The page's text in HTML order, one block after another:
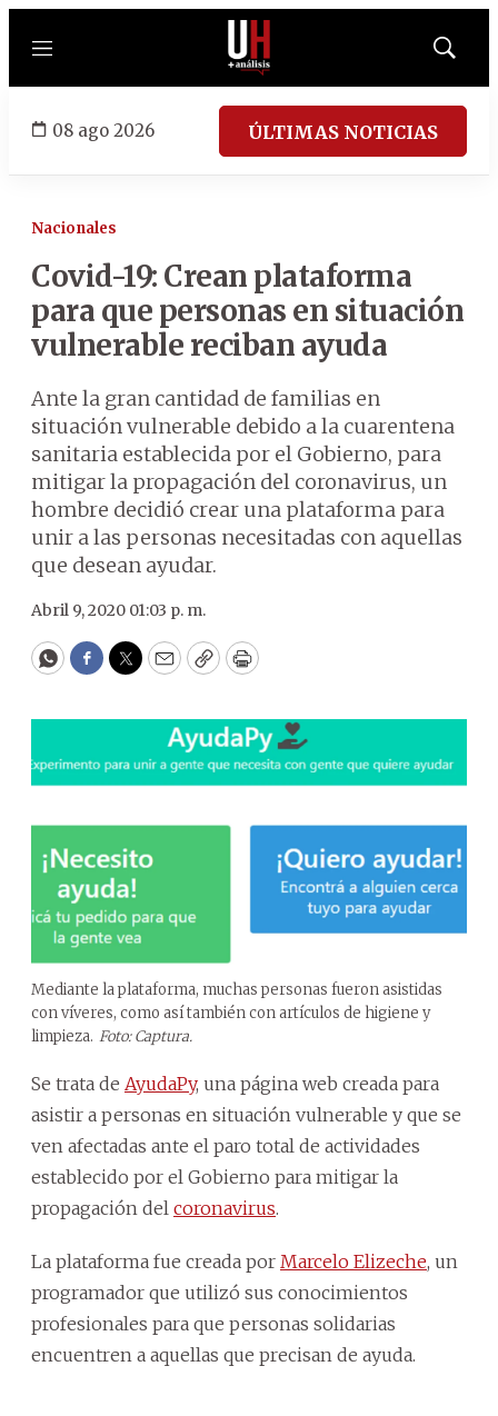
Menú
Mostrar
08 ago 2026 ÚLTIMAS NOTICIAS
Nacionales
Covid-19: Crean plataforma
para que personas en situación
vulnerable reciban ayuda
Ante la gran cantidad de familias en
situación vulnerable debido a la cuarentena
sanitaria establecida por el Gobierno, para
mitigar la propagación del coronavirus, un
hombre decidió crear una plataforma para
unir a las personas necesitadas con aquellas
que desean ayudar.
Abril 9, 2020 01:03 p. m.
WhatsApp
Facebook
Twitter
EmailCopyPrint
Mediante la plataforma, muchas personas fueron asistidas
con víveres, como así también con artículos de higiene y
limpieza. Foto: Captura.
Se trata de AyudaPy, una página web creada para
asistir a personas en situación vulnerable y que se
ven afectadas ante el paro total de actividades
establecido por el Gobierno para mitigar la
propagación del coronavirus.
La plataforma fue creada por Marcelo Elizeche, un
programador que utilizó sus conocimientos
profesionales para que personas solidarias
encuentren a aquellas que precisan de ayuda.